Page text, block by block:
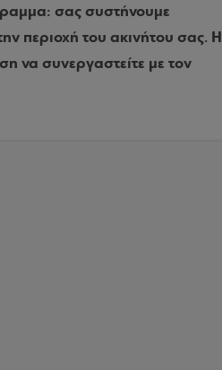
σας συστήνουμε
περιοχή του ακινήτου σας. Η
να συνεργαστείτε με τον